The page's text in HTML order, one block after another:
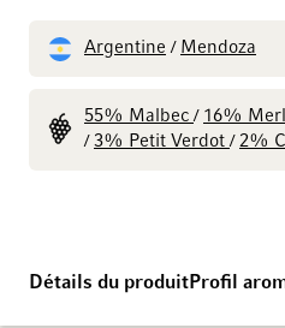
Argentine / Mendoza
55% Malbec/ 16%
/ 3% Petit Verdot/ 2%
Détails du produitProfil